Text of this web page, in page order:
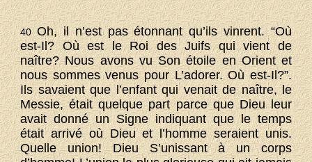
40Oh, il n’est pas étonnant qu’ils vinrent. “Où
est-Il? Où est le Roi des Juifs qui vient de
naître? Nous avons vu Son étoile en Orient et
nous sommes venus pour L’adorer. Où est-Il?”.
Ils savaient que l’enfant qui venait de naître, le
Messie, était quelque part parce que Dieu leur
avait donné un Signe indiquant que le temps
était arrivé où Dieu et l’homme seraient unis.
Quelle union! Dieu S’unissant à un corps